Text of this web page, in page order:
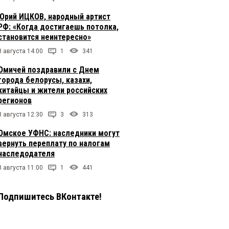
ИЦКОВ, народный артист
«Когда достигаешь потолка,
неинтересно»
августа 14:00 1 341
поздравили с Днем
белорусы, казахи,
и жители российских
августа 12:30 3 313
УФНС: наследники могут
переплату по налогам
августа 11:00 1 441
ВКонтакте!